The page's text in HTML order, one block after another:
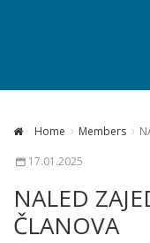
Home Members
17.01.2025
NALED
ČLANOVA